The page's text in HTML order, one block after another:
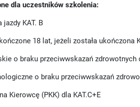
dla uczestników szkolenia:
jazdy KAT. B
18 lat, jeżeli została ukończona
o braku przeciwwskazań
o braku przeciwwskazań
Kierowcę (PKK) dla KAT.C+E